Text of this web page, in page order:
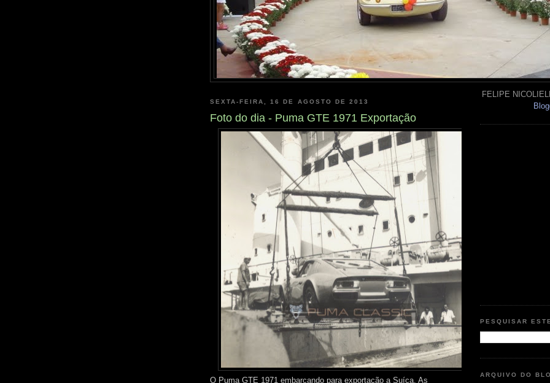
SEXTA-FEIRA, 16 DE AGOSTO DE 2013
Foto do dia - Puma GTE 1971 Exportação
O Puma GTE 1971 embarcando para exportação a Suíça. As
FELIPE
PESQUISAR
ARQUIVO DO